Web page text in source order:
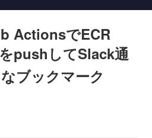
ActionsでECR
pushしてSlack通